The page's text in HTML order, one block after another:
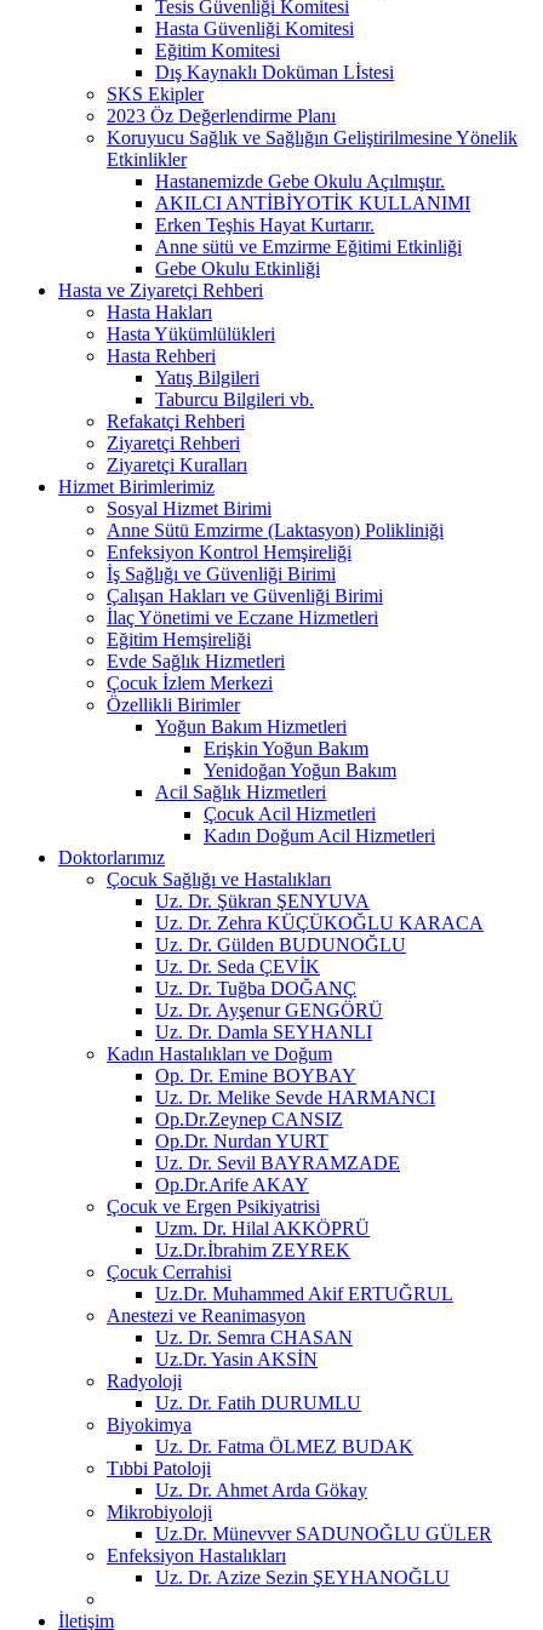
Tesis Güvenliği Komitesi
Hasta Güvenliği Komitesi
Eğitim Komitesi
Dış Kaynaklı Doküman Lİstesi
SKS Ekipler
2023 Öz Değerlendirme Planı
Koruyucu Sağlık ve Sağlığın Geliştirilmesine Yönelik
Etkinlikler
Hastanemizde Gebe Okulu Açılmıştır.
AKILCI ANTİBİYOTİK KULLANIMI
Erken Teşhis Hayat Kurtarır.
Anne sütü ve Emzirme Eğitimi Etkinliği
Gebe Okulu Etkinliği
Hasta ve Ziyaretçi Rehberi
Hasta Hakları
Hasta Yükümlülükleri
Hasta Rehberi
Yatış Bilgileri
Taburcu Bilgileri vb.
Refakatçi Rehberi
Ziyaretçi Rehberi
Ziyaretçi Kuralları
Hizmet Birimlerimiz
Sosyal Hizmet Birimi
Anne Sütü Emzirme (Laktasyon) Polikliniği
Enfeksiyon Kontrol Hemşireliği
İş Sağlığı ve Güvenliği Birimi
Çalışan Hakları ve Güvenliği Birimi
İlaç Yönetimi ve Eczane Hizmetleri
Eğitim Hemşireliği
Evde Sağlık Hizmetleri
Çocuk İzlem Merkezi
Özellikli Birimler
Yoğun Bakım Hizmetleri
Erişkin Yoğun Bakım
Yenidoğan Yoğun Bakım
Acil Sağlık Hizmetleri
Çocuk Acil Hizmetleri
Kadın Doğum Acil Hizmetleri
Doktorlarımız
Çocuk Sağlığı ve Hastalıkları
Uz. Dr. Şükran ŞENYUVA
Uz. Dr. Zehra KÜÇÜKOĞLU KARACA
Uz. Dr. Gülden BUDUNOĞLU
Uz. Dr. Seda ÇEVİK
Uz. Dr. Tuğba DOĞANÇ
Uz. Dr. Ayşenur GENGÖRÜ
Uz. Dr. Damla SEYHANLI
Kadın Hastalıkları ve Doğum
Op. Dr. Emine BOYBAY
Uz. Dr. Melike Sevde HARMANCI
Op.Dr.Zeynep CANSIZ
Op.Dr. Nurdan YURT
Uz. Dr. Sevil BAYRAMZADE
Op.Dr.Arife AKAY
Çocuk ve Ergen Psikiyatrisi
Uzm. Dr. Hilal AKKÖPRÜ
Uz.Dr.İbrahim ZEYREK
Çocuk Cerrahisi
Uz.Dr. Muhammed Akif ERTUĞRUL
Anestezi ve Reanimasyon
Uz. Dr. Semra CHASAN
Uz.Dr. Yasin AKSİN
Radyoloji
Uz. Dr. Fatih DURUMLU
Biyokimya
Uz. Dr. Fatma ÖLMEZ BUDAK
Tıbbi Patoloji
Uz. Dr. Ahmet Arda Gökay
Mikrobiyoloji
Uz.Dr. Münevver SADUNOĞLU GÜLER
Enfeksiyon Hastalıkları
Uz. Dr. Azize Sezin ŞEYHANOĞLU
İletişim